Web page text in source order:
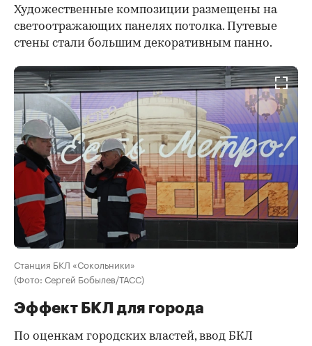
Художественные композиции размещены на
светоотражающих панелях потолка. Путевые
стены стали большим декоративным панно.
Станция БКЛ «Сокольники»
(Фото: Сергей Бобылев/ТАСС)
Эффект БКЛ для города
По оценкам городских властей, ввод БКЛ